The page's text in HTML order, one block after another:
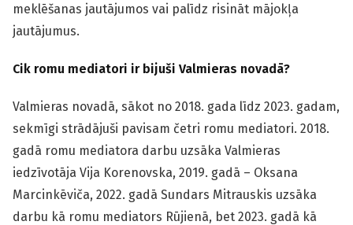
meklēšanas jautājumos vai palīdz risināt mājokļa
jautājumus.
Cik romu mediatori ir bijuši Valmieras novadā?
Valmieras novadā, sākot no 2018. gada līdz 2023. gadam,
sekmīgi strādājuši pavisam četri romu mediatori. 2018.
gadā romu mediatora darbu uzsāka Valmieras
iedzīvotāja Vija Korenovska, 2019. gadā – Oksana
Marcinkēviča, 2022. gadā Sundars Mitrauskis uzsāka
darbu kā romu mediators Rūjienā, bet 2023. gadā kā